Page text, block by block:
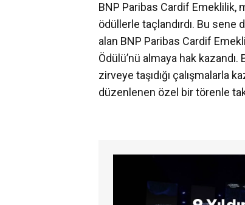
BNP Paribas Cardif Emeklilik,
ödüllerle taçlandırdı. Bu sene
alan BNP Paribas Cardif
Ödülü’nü almaya hak
zirveye taşıdığı çalışmalarla
düzenlenen özel bir törenle